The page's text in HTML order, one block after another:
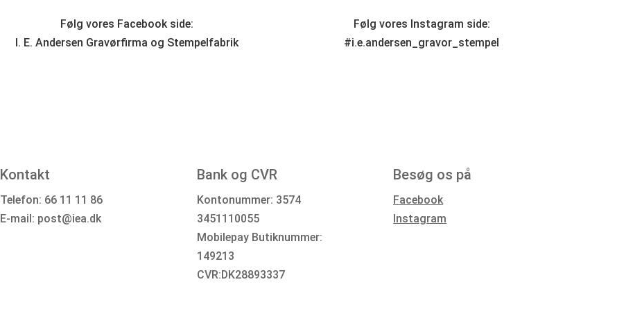
Følg vores Facebook side:
I. E. Andersen Gravørfirma og Stempelfabrik
Følg vores Instagram side:
#i.e.andersen_gravor_stempel
Kontakt
Telefon: 66 11 11 86
E-mail: post@iea.dk
Bank og CVR
Kontonummer: 3574
3451110055
Mobilepay Butiknummer:
149213
CVR:DK28893337
Besøg os på
Facebook
Instagram